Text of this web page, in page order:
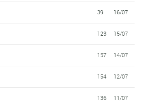
39 16/07
123 15/07
157 14/07
154 12/07
136 11/07